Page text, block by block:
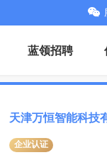
蓝领招聘
天津万恒智能科技
企业认证